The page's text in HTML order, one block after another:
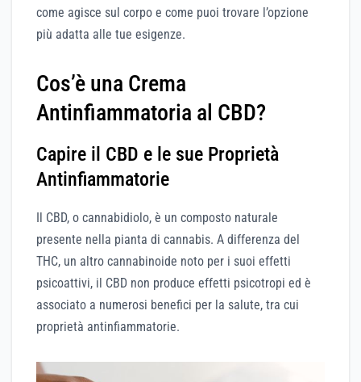
come agisce sul corpo e come puoi trovare l’opzione
più adatta alle tue esigenze.
Cos’è una Crema
Antinfiammatoria al CBD?
Capire il CBD e le sue Proprietà
Antinfiammatorie
Il CBD, o cannabidiolo, è un composto naturale
presente nella pianta di cannabis. A differenza del
THC, un altro cannabinoide noto per i suoi effetti
psicoattivi, il CBD non produce effetti psicotropi ed è
associato a numerosi benefici per la salute, tra cui
proprietà antinfiammatorie.